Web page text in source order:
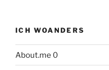
ICH WOANDERS
About.me 0